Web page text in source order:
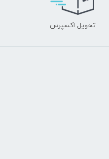
تحویل اکسپرس